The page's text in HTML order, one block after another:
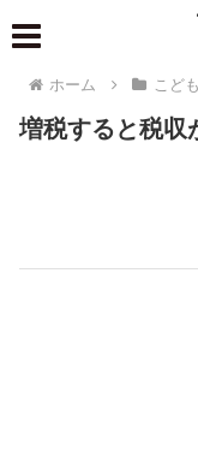
ホーム こど
増税すると税収